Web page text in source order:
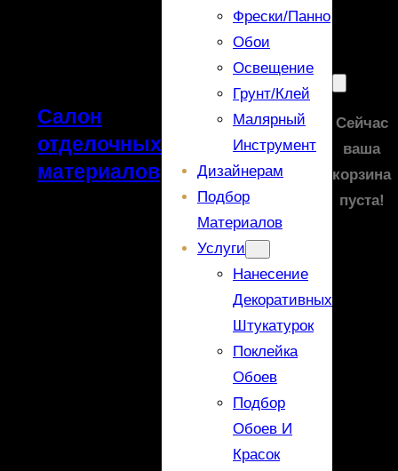
Салон
отделочных
материалов
Фрески/панно
Обои
Освещение
Грунт/Клей
Малярный
Инструмент
Дизайнерам
Подбор
Материалов
Услуги
Нанесение
Декоративных
Штукатурок
Поклейка
Обоев
Подбор
Обоев И
Красок
Сейчас
ваша
корзина
пуста!